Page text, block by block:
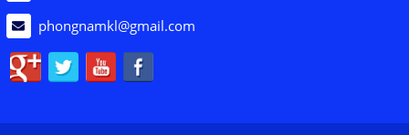
phongnamkl@gmail.com